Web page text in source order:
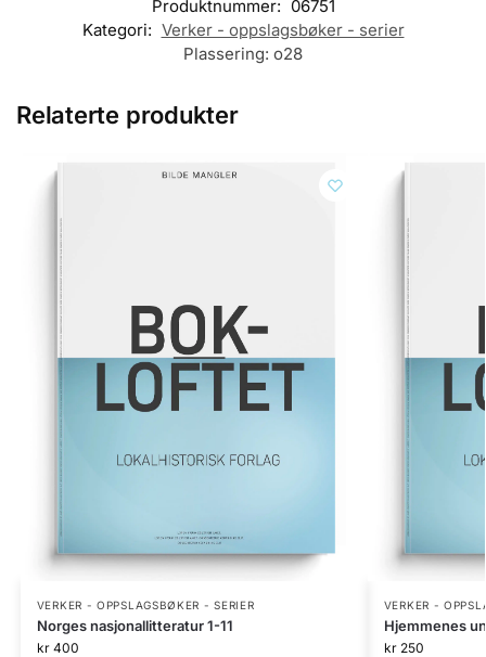
Produktnummer: 06751
Kategori: Verker - oppslagsbøker - serier
Plassering: o28
Relaterte produkter
VERKER - OPPSLAGSBØKER - SERIER
Norges nasjonallitteratur 1-11
kr400
VERKER -
Hjemmenes
kr250